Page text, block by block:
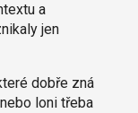
a
jen
dobře zná
loni třeba